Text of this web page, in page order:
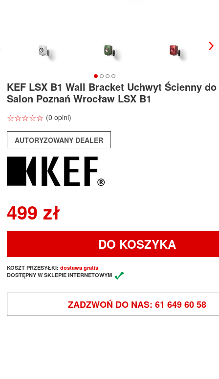
KEF LSX B1 Wall Bracket Uchwyt Ścienny
Salon Poznań Wrocław LSX B1
☆☆☆☆☆
★★★★★ (0 opini)
AUTORYZOWANY DEALER
499 zł
DO KOSZYKA
KOSZT PRZESYŁKI: dostawa gratis
DOSTĘPNY W SKLEPIE INTERNETOWYM
ZADZWOŃ DO NAS: 61 649 60 58